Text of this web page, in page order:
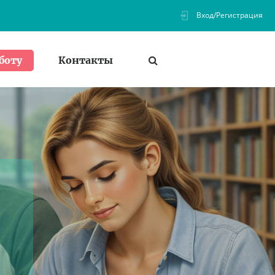
Вход/Регистрация
Контакты